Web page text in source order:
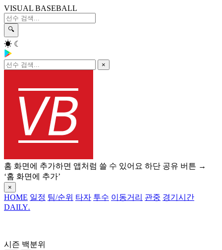
VISUAL BASEBALL
🔍
☀ ☾
×
홈 화면에 추가하면 앱처럼 쓸 수 있어요 하단 공유 버튼 →
‘홈 화면에 추가’
×
HOME 일정 팀/순위 타자 투수 이동거리 관중 경기시간
DAILY.
시즌 백분위